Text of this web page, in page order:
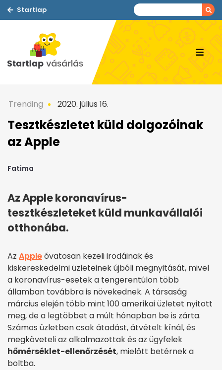
Startlap
Trending 2020. július 16.
Tesztkészletet küld dolgozóinak
az Apple
Fatima
Az Apple koronavírus-
tesztkészleteket küld munkavállalói
otthonába.
Az Appleóvatosan kezeli irodáinak és
kiskereskedelmi üzleteinek újbóli megnyitását, mivel
a koronavírus-esetek a tengerentúlon több
államban továbbra is növekednek. A társaság
március elején több mint 100 amerikai üzletet nyitott
meg, de a legtöbbet a múlt hónapban be is zárta.
Számos üzletben csak átadást, átvételt kínál, és
megköveteli az alkalmazottak és az ügyfelek
hőmérséklet-ellenőrzését, mielőtt betérnek a
boltba.